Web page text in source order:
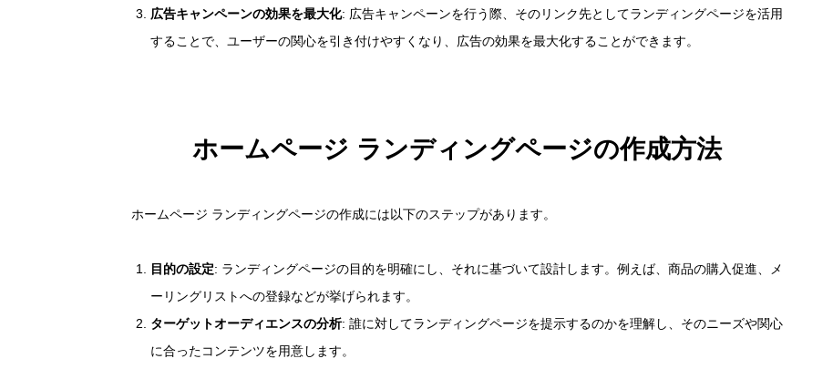
出版事業のご
広告キャンペーンの効果を最大化: 広告キャンペーンを行う際、そのリンク先としてランディングページを活用
することで、ユーザーの関心を引き付けやすくなり、広告の効果を最大化することができます。
ホームページ ランディングページの作成方法
ホームページ ランディングページの作成には以下のステップがあります。
目的の設定: ランディングページの目的を明確にし、それに基づいて設計します。例えば、商品の購入促進、メ
ーリングリストへの登録などが挙げられます。
ターゲットオーディエンスの分析: 誰に対してランディングページを提示するのかを理解し、そのニーズや関心
に合ったコンテンツを用意します。